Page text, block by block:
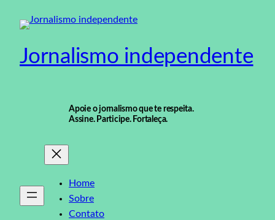
para
conteúdo
Jornalismo independente
Apoie o jornalismo que te respeita.
Assine. Participe. Fortaleça.
Home
Sobre
Contato